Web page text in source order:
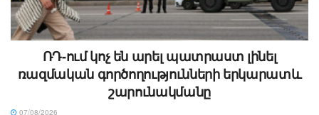
ՌԴ-ում կոչ են արել պատրաստ լինել
ռազմական գործողությունների երկարատև
շարունակմանը
07/08/2026